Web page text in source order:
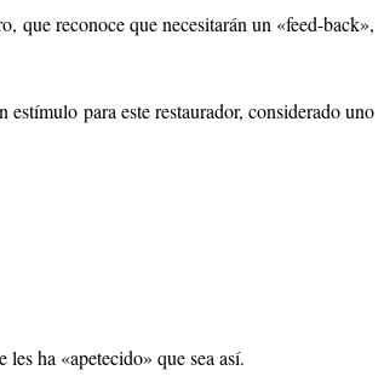
que reconoce que necesitarán un «feed-back»,
para este restaurador, considerado uno
ha «apetecido» que sea así.